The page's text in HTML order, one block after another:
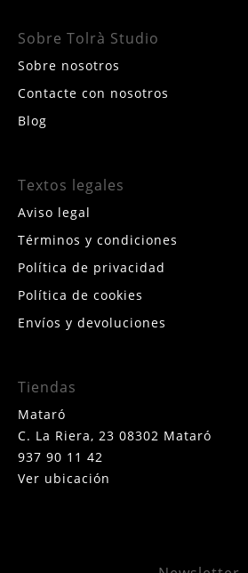
Sobre Tolrà Studio
Sobre nosotros
Contacte con nosotros
Blog
Textos legales
Aviso legal
Términos y condiciones
Política de privacidad
Política de cookies
Envíos y devoluciones
Tiendas
Mataró
C. La Riera, 23 08302 Mataró
937 90 11 42
Ver ubicación